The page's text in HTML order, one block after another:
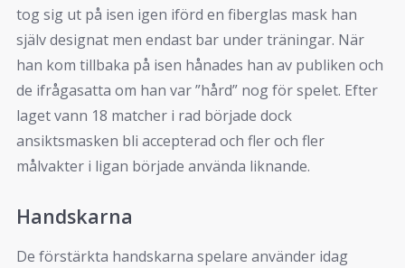
tog sig ut på isen igen iförd en fiberglas mask han
själv designat men endast bar under träningar. När
han kom tillbaka på isen hånades han av publiken och
de ifrågasatta om han var ”hård” nog för spelet. Efter
laget vann 18 matcher i rad började dock
ansiktsmasken bli accepterad och fler och fler
målvakter i ligan började använda liknande.
Handskarna
De förstärkta handskarna spelare använder idag